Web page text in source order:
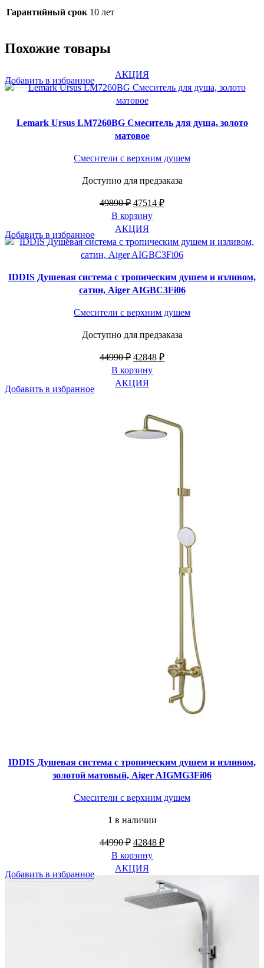
Гарантийный срок 10 лет
Похожие товары
АКЦИЯ
Добавить в избранное
Lemark Ursus LM7260BG Смеситель для душа, золото
матовое
Смесители с верхним душем
Доступно для предзаказа
49890₽ Первоначальная
цена
составляла
49890 ₽.
47514 ₽Текущая
В корзину
АКЦИЯ
Добавить в избранное
IDDIS Душевая система с тропическим душем и изливом,
сатин, Aiger AIGBC3Fi06
Смесители с верхним душем
Доступно для предзаказа
44990₽ Первоначальная
цена
составляла
42848 ₽Текущая
В корзину
АКЦИЯ
Добавить в избранное
IDDIS Душевая система с тропическим душем и изливом,
золотой матовый, Aiger AIGMG3Fi06
Смесители с верхним душем
1 в наличии
44990₽ Первоначальная
цена
составляла
44990 ₽.
42848 ₽Текущая
В корзину
АКЦИЯ
Добавить в избранное